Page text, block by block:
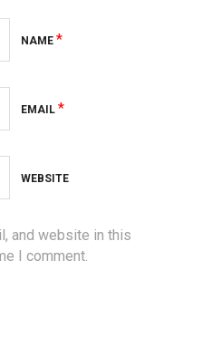
NAME *
EMAIL *
WEBSITE
and website in this
I comment.